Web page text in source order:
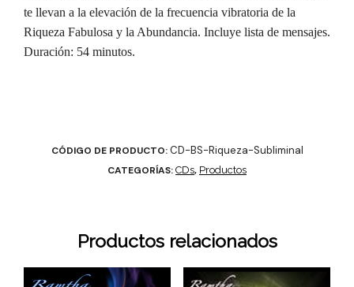
te llevan a la elevación de la frecuencia vibratoria de la
Riqueza Fabulosa y la Abundancia. Incluye lista de mensajes.
Duración: 54 minutos.
CÓDIGO DE PRODUCTO:CD-BS-Riqueza-Subliminal
CATEGORÍAS: CDs, Productos
Productos relacionados